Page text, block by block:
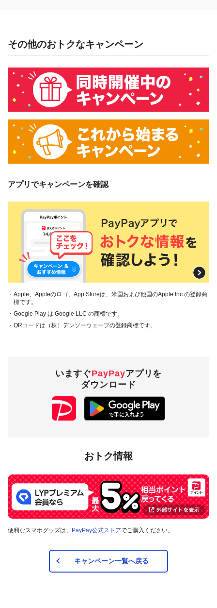
その他のおトクなキャンペーン
アプリでキャンペーンを確認
・Apple、Appleのロゴ、App Storeは、米国および他国のApple Inc.の登録商
標です。
・Google Play は Google LLC の商標です。
・QRコードは（株）デンソーウェーブの登録商標です。
いますぐPayPayアプリを
ダウンロード
おトク情報
便利なスマホグッズは、 PayPay公式ストアでご購入ください。
キャンペーン一覧へ戻る